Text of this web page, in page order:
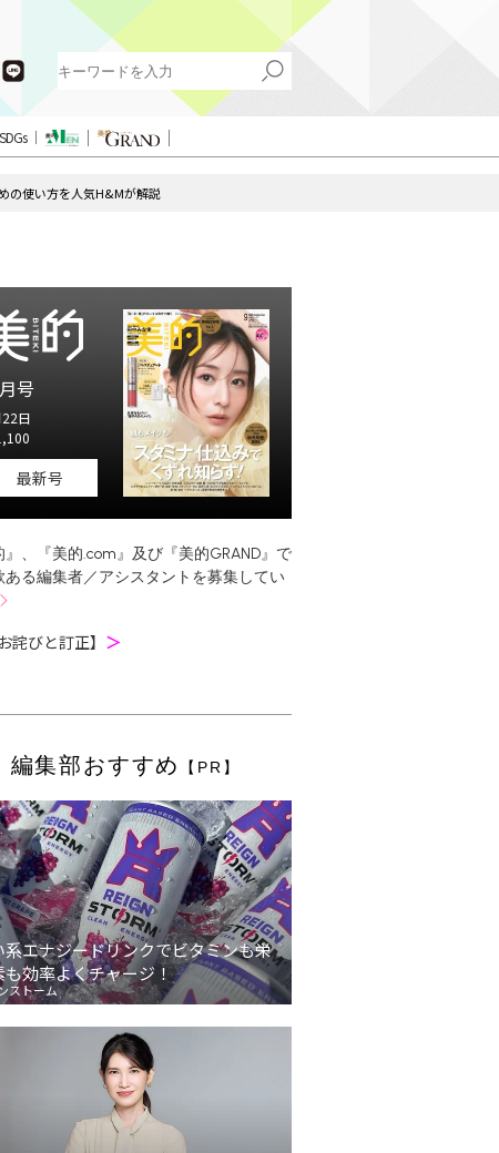
SDGs
の使い方を人気H&Mが解説
月号
日
最新号
』、『美的.com』及び『美的GRAND』で
ある編集者／アシスタントを募集してい
お詫びと訂正】 ＞
編集部おすすめ 【PR】
系エナジードリンクでビタミンも栄
も効率よくチャージ！
ストーム